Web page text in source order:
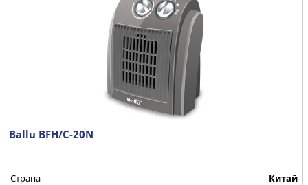
Ballu BFH/С-20N
Страна
Китай